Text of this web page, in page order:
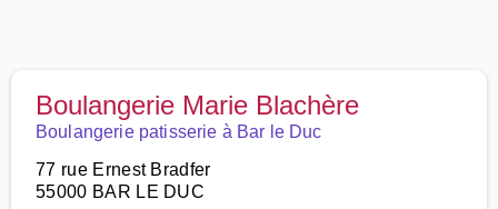
Boulangerie Marie Blachère
Boulangerie patisserie à Bar le Duc
77 rue Ernest Bradfer
55000 BAR LE DUC